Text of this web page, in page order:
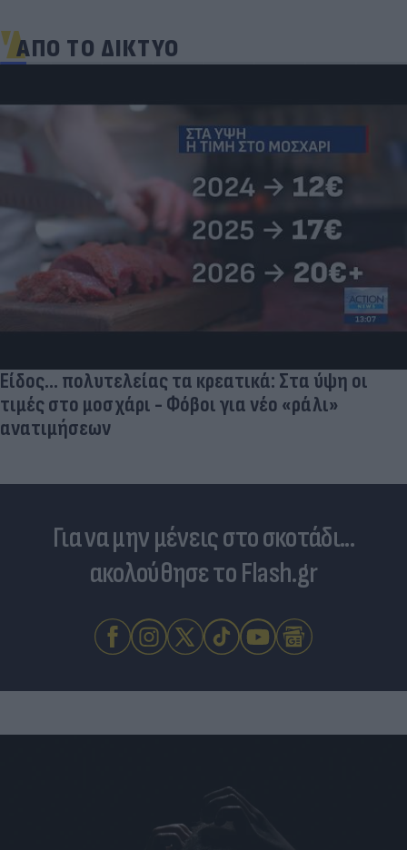
ΑΠΟ ΤΟ ΔΙΚΤΥΟ
Είδος... πολυτελείας τα κρεατικά: Στα ύψη οι
τιμές στο μοσχάρι - Φόβοι για νέο «ράλι»
ανατιμήσεων
Για να μην μένεις στο σκοτάδι...
ακολούθησε το Flash.gr